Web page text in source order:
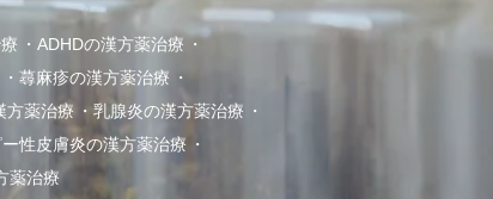
ADHDの漢方薬治療
蕁麻疹の漢方薬治療
方薬治療
乳腺炎の漢方薬治療
性皮膚炎の漢方薬治療
薬治療